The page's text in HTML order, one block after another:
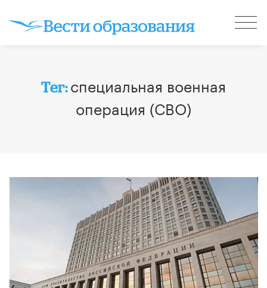
Тег:специальная военная
операция (СВО)